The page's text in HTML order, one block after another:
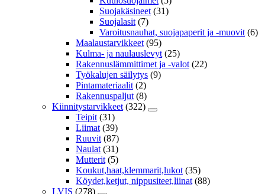
Suojakäsineet (31)
Suojalasit (7)
Varoitusnauhat, suojapaperit ja -muovit (6)
Maalaustarvikkeet (95)
Kulma- ja naulauslevyt (25)
Rakennuslämmittimet ja -valot (22)
Työkalujen säilytys (9)
Pintamateriaalit (2)
Rakennuspaljut (8)
Kiinnitystarvikkeet (322)
Teipit (31)
Liimat (39)
Ruuvit (87)
Naulat (31)
Mutterit (5)
Koukut,haat,klemmarit,lukot (35)
Köydet,ketjut, nippusiteet,liinat (88)
LVIS (278)